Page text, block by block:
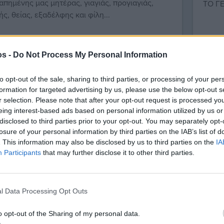
- Do Not Process My Personal Information
opt-out of the sale, sharing to third parties, or processing of your
for targeted advertising by us, please use the below opt-out
selection. Please note that after your opt-out request is processed
interest-based ads based on personal information utilized by us
to third parties prior to your opt-out. You may separately
of your personal information by third parties on the IAB’s list of
This information may also be disclosed by us to third parties on the
Participants that may further disclose it to other third parties.
Data Processing Opt Outs
opt-out of the Sharing of my personal data.
μας μητέρας, γιαγιάς, προγιαγιάς,
θείας, εξαδέλφης και φίλη...
ΤΟ
Μνημόσυνα 27/7/26 14:55
Πρεσβυτέρας Γεωργίας π.
Πύρρου
μας σύζυγο, μητέρα, γιαγιά,
Τον